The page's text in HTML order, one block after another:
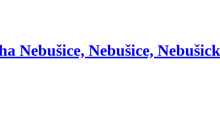
Nebušice, Nebušice,